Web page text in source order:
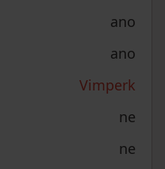
ano
ano
Vimperk
ne
ne